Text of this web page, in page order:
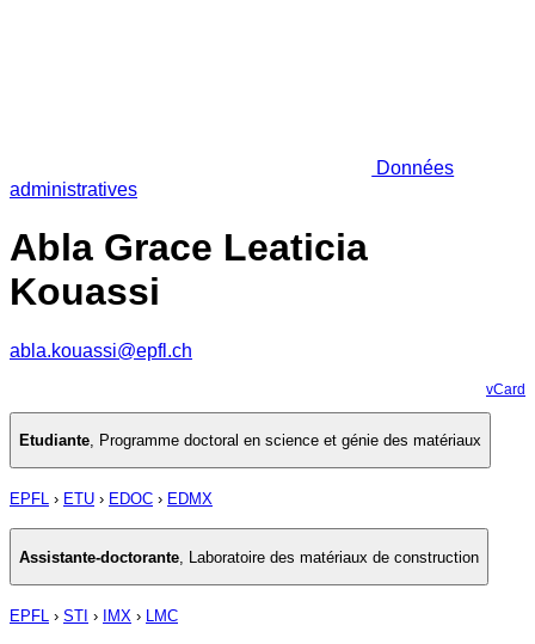
Données
administratives
Abla Grace Leaticia
Kouassi
abla.kouassi@epfl.ch
vCard
Etudiante, Programme doctoral en science et génie des matériaux
EPFL › ETU › EDOC › EDMX
Assistante-doctorante Laboratoire des matériaux de construction
EPFL › STI › IMX › LMC